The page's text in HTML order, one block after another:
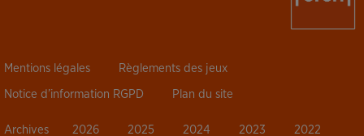
Mentions légales Règlements des jeux
Notice d’information RGPD Plan du site
Archives 2026 2025 2024 2023 2022